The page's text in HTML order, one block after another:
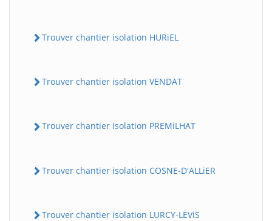
Trouver chantier isolation HURiEL
Trouver chantier isolation VENDAT
Trouver chantier isolation PREMiLHAT
Trouver chantier isolation COSNE-D'ALLiER
Trouver chantier isolation LURCY-LEViS